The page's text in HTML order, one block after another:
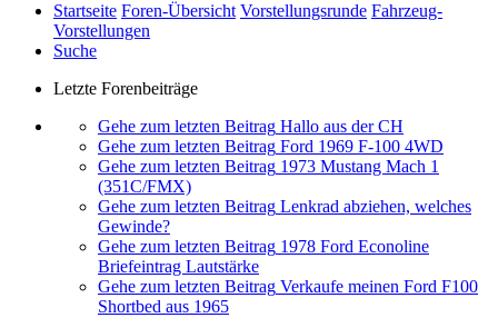
Startseite Foren-Übersicht Vorstellungsrunde Fahrzeug-
Vorstellungen
Suche
Letzte Forenbeiträge
Gehe zum letzten Beitrag Hallo aus der CH
Gehe zum letzten Beitrag Ford 1969 F-100 4WD
Gehe zum letzten Beitrag 1973 Mustang Mach 1
(351C/FMX)
Gehe zum letzten Beitrag Lenkrad abziehen, welches
Gewinde?
Gehe zum letzten Beitrag 1978 Ford Econoline
Briefeintrag Lautstärke
Gehe zum letzten Beitrag Verkaufe meinen Ford F100
Shortbed aus 1965